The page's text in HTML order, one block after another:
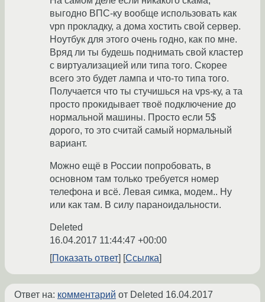
выгодно ВПС-ку вообще использовать как
vpn прокладку, а дома хостить свой сервер.
Ноутбук для этого очень годно, как по мне.
Вряд ли ты будешь поднимать свой кластер
с виртуализацией или типа того. Скорее
всего это будет лампа и что-то типа того.
Получается что ты стучишься на vps-ку, а та
просто прокидывает твоё подключение до
нормальной машины. Просто если 5$
дорого, то это считай самый нормальный
вариант.
Можно ещё в России попробовать, в
основном там только требуется номер
телефона и всё. Левая симка, модем.. Ну
или как там. В силу параноидальности.
Deleted
16.04.2017 11:44:47 +00:00
Показать ответ
Ссылка
Ответ на: комментарий от Deleted 16.04.2017